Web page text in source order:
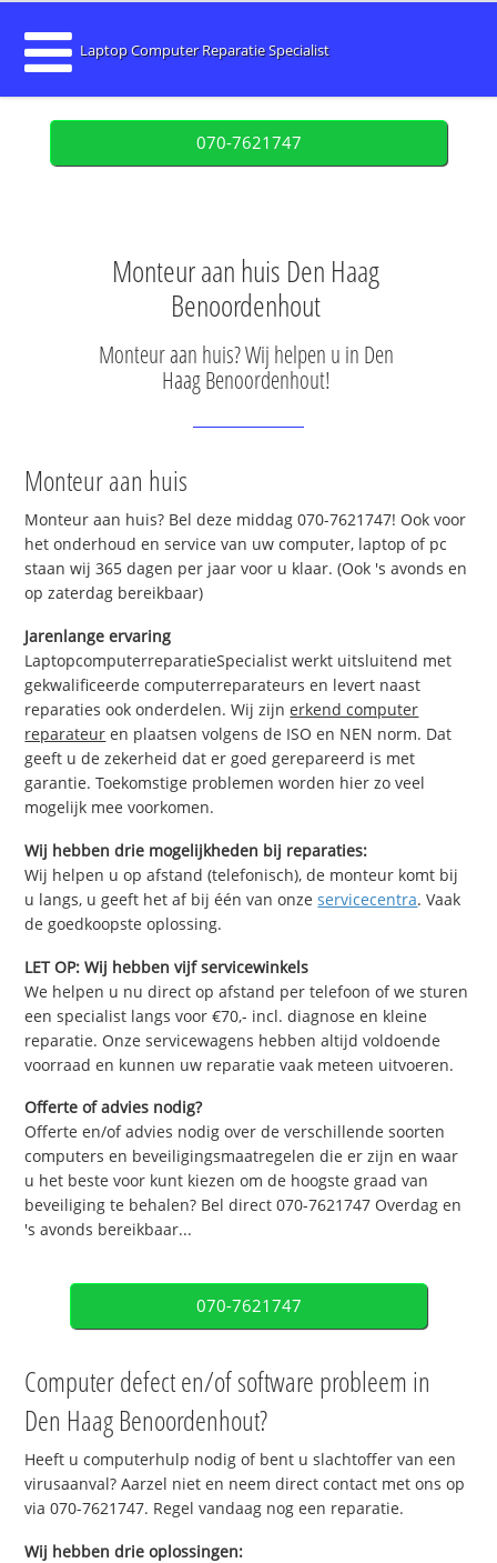
Laptop Computer Reparatie Specialist
070-7621747
Monteur aan huis Den Haag
Benoordenhout
Monteur aan huis? Wij helpen u in Den
Haag Benoordenhout!
Monteur aan huis
Monteur aan huis? Bel deze middag 070-7621747! Ook voor
het onderhoud en service van uw computer, laptop of pc
staan wij 365 dagen per jaar voor u klaar. (Ook 's avonds en
op zaterdag bereikbaar)
Jarenlange ervaring
LaptopcomputerreparatieSpecialist werkt uitsluitend met
gekwalificeerde computerreparateurs en levert naast
reparaties ook onderdelen. Wij zijnerkend computer
reparateur en plaatsen volgens de ISO en NEN norm. Dat
geeft u de zekerheid dat er goed gerepareerd is met
garantie. Toekomstige problemen worden hier zo veel
mogelijk mee voorkomen.
Wij hebben drie mogelijkheden bij reparaties:
Wij helpen u op afstand (telefonisch), de monteur komt bij
u langs, u geeft het af bij één van onzeservicecentra. Vaak
de goedkoopste oplossing.
LET OP: Wij hebben vijf servicewinkels
We helpen u nu direct op afstand per telefoon of we sturen
een specialist langs voor €70,- incl. diagnose en kleine
reparatie. Onze servicewagens hebben altijd voldoende
voorraad en kunnen uw reparatie vaak meteen uitvoeren.
Offerte of advies nodig?
Offerte en/of advies nodig over de verschillende soorten
computers en beveiligingsmaatregelen die er zijn en waar
u het beste voor kunt kiezen om de hoogste graad van
beveiliging te behalen? Bel direct 070-7621747 Overdag en
's avonds bereikbaar...
070-7621747
Computer defect en/of software probleem in
Den Haag Benoordenhout?
Heeft u computerhulp nodig of bent u slachtoffer van een
virusaanval? Aarzel niet en neem direct contact met ons op
via 070-7621747. Regel vandaag nog een reparatie.
Wij hebben drie oplossingen: